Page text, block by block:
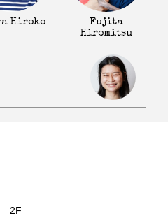
Hiroko
Fujita
Hiromitsu
2F